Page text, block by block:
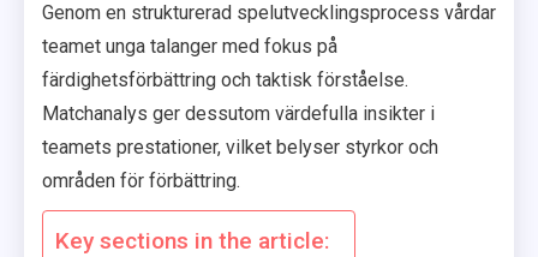
Genom en strukturerad spelutvecklingsprocess vårdar
teamet unga talanger med fokus på
färdighetsförbättring och taktisk förståelse.
Matchanalys ger dessutom värdefulla insikter i
teamets prestationer, vilket belyser styrkor och
områden för förbättring.
Key sections in the article: